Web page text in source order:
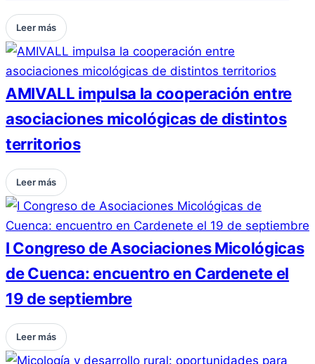
Leer más
AMIVALL impulsa la cooperación entre
asociaciones micológicas de distintos
territorios
Leer más
I Congreso de Asociaciones Micológicas
de Cuenca: encuentro en Cardenete el
19 de septiembre
Leer más